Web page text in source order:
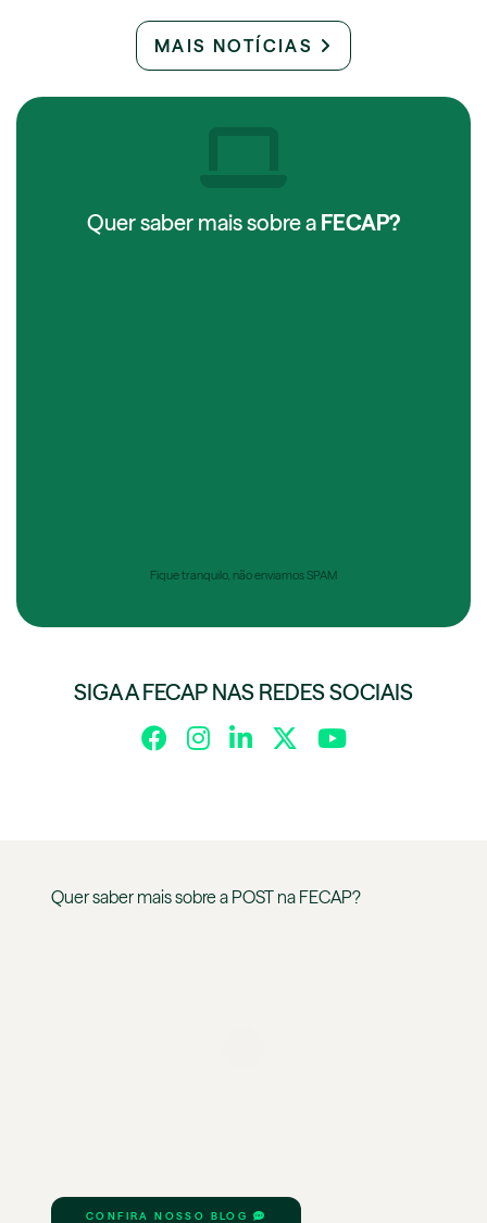
MAIS NOTÍCIAS
Quer saber mais sobre a FECAP?
Fique tranquilo, não enviamos SPAM
SIGA A FECAP NAS REDES SOCIAIS
Quer saber mais sobre a POST na FECAP?
CONFIRA NOSSO BLOG